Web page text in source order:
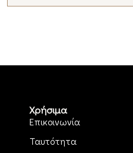
Χρήσιμα
Επικοινωνία
Ταυτότητα